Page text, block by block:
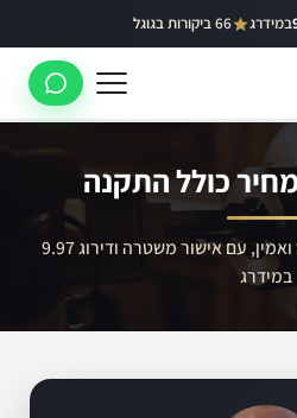
במידרג 66 ביקורות בגוגל
כולל התקנה
שירות מנעולן מקצועי, מהיר ואמין, עם אישור משטרה ודירוג 9.97
במידרג